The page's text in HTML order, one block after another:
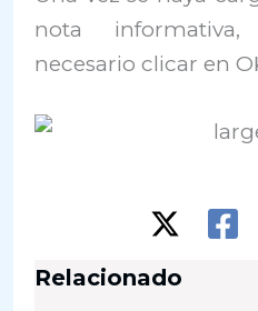
nota
necesario clicar en
Relacionado